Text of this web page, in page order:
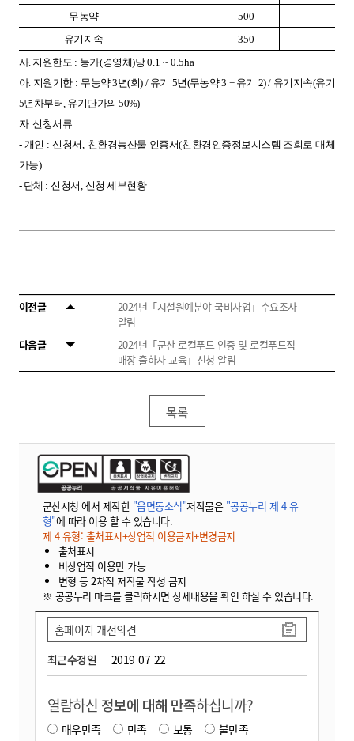
무농약
500
유기지속
350
사. 지원한도 : 농가(경영체)당0.1 ~ 0.5ha
아. 지원기한 : 무농약3년(회) / 유기 5년(무농약3 + 유기 2) / 유기지속(유기
5년차부터 유기단가의50%)
자. 신청서류
- 개인 :신청서 친환경농산물 인증서(친환경인증정보시스템 조회로 대체
가능)
- 단체 :신청서 신청 세부현황
이전글
2024년「시설원예분야 국비사업」수요조사
알림
다음글
2024년「군산 로컬푸드 인증 및 로컬푸드직
매장 출하자 교육」신청 알림
목록
군산시청 에서 제작한 "읍면동소식"저작물은 "공공누리 제 4 유
형"에 따라 이용 할 수 있습니다.
제 4 유형: 출처표시+상업적 이용금지+변경금지
출처표시
비상업적 이용만 가능
변형 등 2차적 저작물 작성 금지
※ 공공누리 마크를 클릭하시면 상세내용을 확인 하실 수 있습니다.
최근수정일 2019-07-22
홈페이지 개선의견
열람하신 정보에 대해 만족하십니까?
매우만족 만족 보통
불만족